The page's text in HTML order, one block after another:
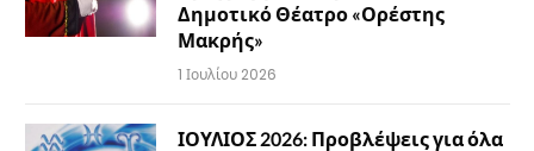
Δημοτικό Θέατρο «Ορέστης
Μακρής»
1 Ιουλίου 2026
ΙΟΥΛΙΟΣ 2026: Προβλέψεις για όλα